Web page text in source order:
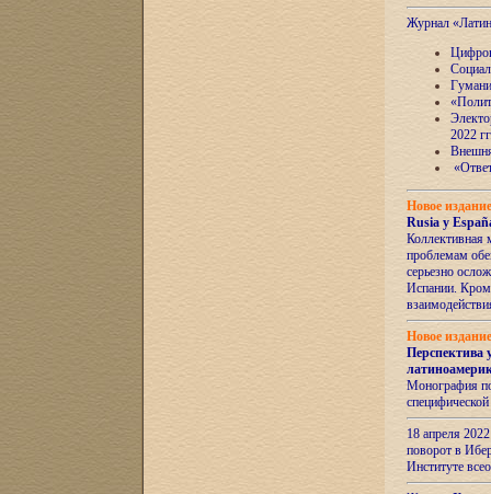
Журнал
2022
Новое
Rusia y
Коллективная
проблемам
серьезно
Испании.
Новое
Перспектива
Монография
18 апреля
поворот в
Институте